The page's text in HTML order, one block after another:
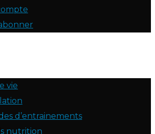
vie
d’entrainements
nutrition